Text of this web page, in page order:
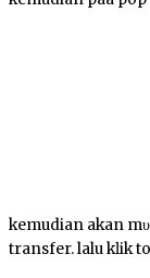
kemudian akan
transfer. lalu kӏіk